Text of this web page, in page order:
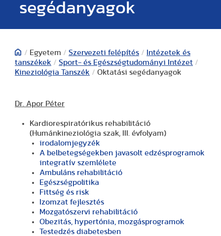
segédanyagok
/ Egyetem / Szervezeti felépítés / Intézetek és
tanszékek / Sport- és Egészségtudományi Intézet /
Kineziológia Tanszék / Oktatási segédanyagok
Dr. Apor Péter
Kardiorespiratórikus rehabilitáció
(Humánkineziológia szak, III. évfolyam)
irodalomjegyzék
A belbetegségekben javasolt edzésprogramok
integratív szemlélete
Ambuláns rehabilitáció
Egészségpolitika
Fittség és risk
Izomzat fejlesztés
Mozgatószervi rehabilitáció
Obezitás, hypertónia, mozgásprogramok
Testedzés diabetesben